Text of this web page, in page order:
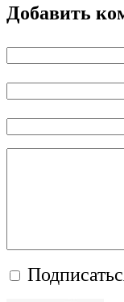
Добавить